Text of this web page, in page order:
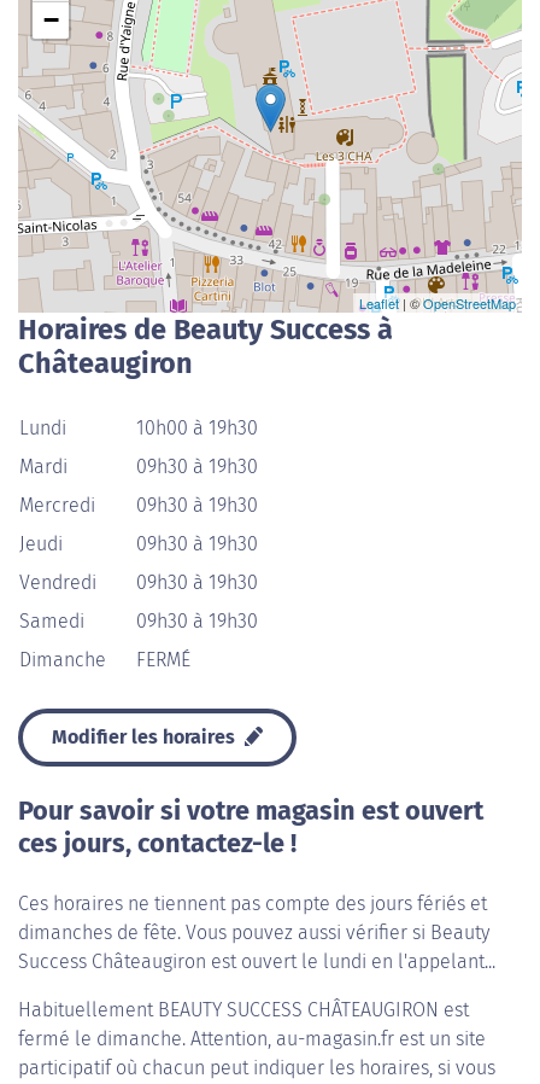
−
Leaflet| ©OpenStreetMap
Horaires de Beauty Success à
Châteaugiron
Lundi
10h00 à 19h30
Mardi
09h30 à 19h30
Mercredi
09h30 à 19h30
Jeudi
09h30 à 19h30
Vendredi
09h30 à 19h30
Samedi
09h30 à 19h30
Dimanche
FERMÉ
Modifier les horaires
Pour savoir si votre magasin est ouvert
ces jours, contactez-le !
Ces horaires ne tiennent pas compte des jours fériés et
dimanches de fête. Vous pouvez aussi vérifier si Beauty
Success Châteaugiron est ouvert le lundi en l'appelant...
Habituellement BEAUTY SUCCESS CHÂTEAUGIRON est
fermé le dimanche. Attention, au-magasin.fr est un site
participatif où chacun peut indiquer les horaires, si vous